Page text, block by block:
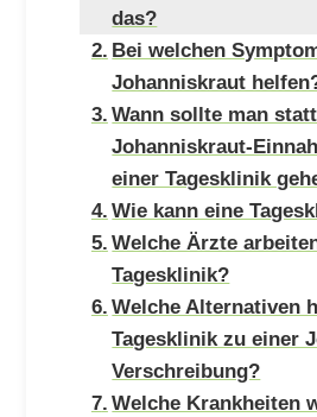
das?
Bei welchen
Johanniskraut
Wann sollte man
Johanniskraut-
einer Tagesklinik
Wie kann eine
Welche Ärzte
Tagesklinik?
Welche Alternativen
Tagesklinik zu einer
Verschreibung?
Welche Krankheiten